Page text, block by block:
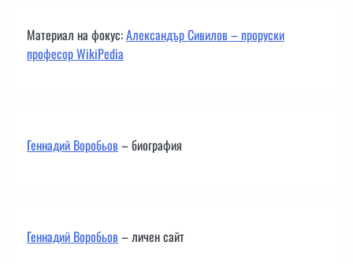
Материал на фокус:Александър Сивилов – проруски
професор WikiPedia
Геннадий Воробьов– биография
Геннадий Воробьов– личен сайт